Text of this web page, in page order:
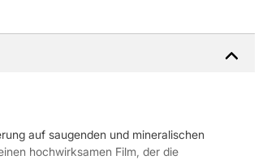
auf saugenden und mineralischen
hochwirksamen Film, der die